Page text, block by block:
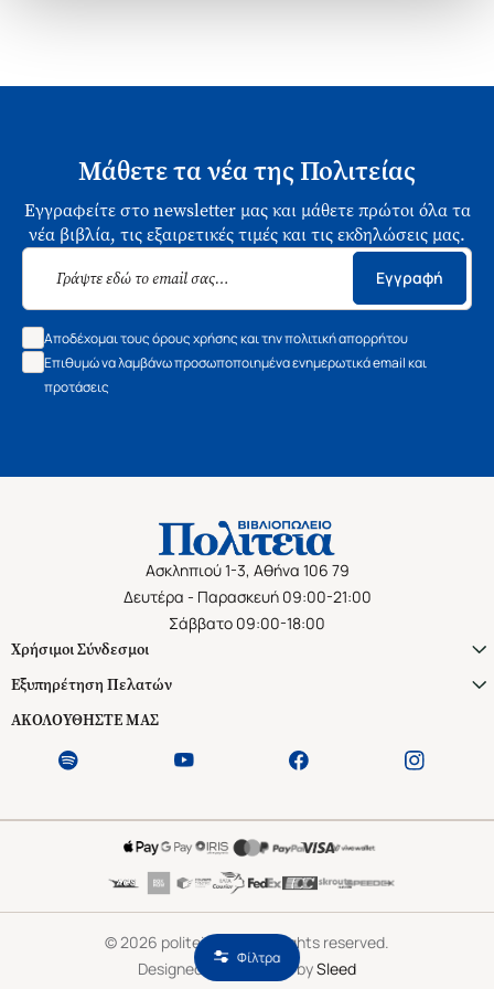
Φίλτρα
Μάθετε τα νέα της Πολιτείας
Εγγραφείτε στο newsletter μας και μάθετε πρώτοι όλα τα
νέα βιβλία, τις εξαιρετικές τιμές και τις εκδηλώσεις μας.
Εγγραφή
Αποδέχομαι τους όρους χρήσης και την πολιτική απορρήτου
Επιθυμώ να λαμβάνω προσωποποιημένα ενημερωτικά email και
προτάσεις
Ασκληπιού 1-3, Αθήνα 106 79
Δευτέρα - Παρασκευή 09:00-21:00
Σάββατο 09:00-18:00
Χρήσιμοι Σύνδεσμοι
Εξυπηρέτηση Πελατών
ΑΚΟΛΟΥΘΗΣΤΕ ΜΑΣ
© 2026 politeianet.gr All rights reserved.
Designed & Developed bySleed